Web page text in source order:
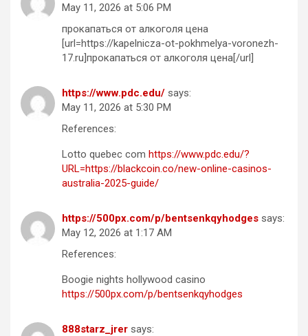
May 11, 2026 at 5:06 PM
прокапаться от алкоголя цена
[url=https://kapelnicza-ot-pokhmelya-voronezh-
17.ru]прокапаться от алкоголя цена[/url]
https://www.pdc.edu/ says:
May 11, 2026 at 5:30 PM
References:
Lotto quebec com https://www.pdc.edu/?
URL=https://blackcoin.co/new-online-casinos-
australia-2025-guide/
https://500px.com/p/bentsenkqyhodges says:
May 12, 2026 at 1:17 AM
References:
Boogie nights hollywood casino
https://500px.com/p/bentsenkqyhodges
888starz_jrer says: